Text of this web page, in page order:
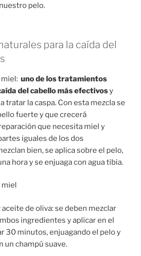
pelo.
para la caída del
miel: uno de los tratamientos
del cabello más efectivosy
tratar la caspa. Con esta mezcla se
fuerte y que crecerá
que necesita miel y
iguales de los dos
bien, se aplica sobre el pelo,
hora y se enjuaga con agua tibia.
aceite de oliva: se deben mezclar
ingredientes y aplicar en el
30 minutos, enjuagando el pelo y
un champú suave.